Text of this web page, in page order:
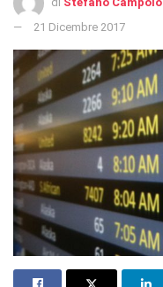
21 Dicembre 2017